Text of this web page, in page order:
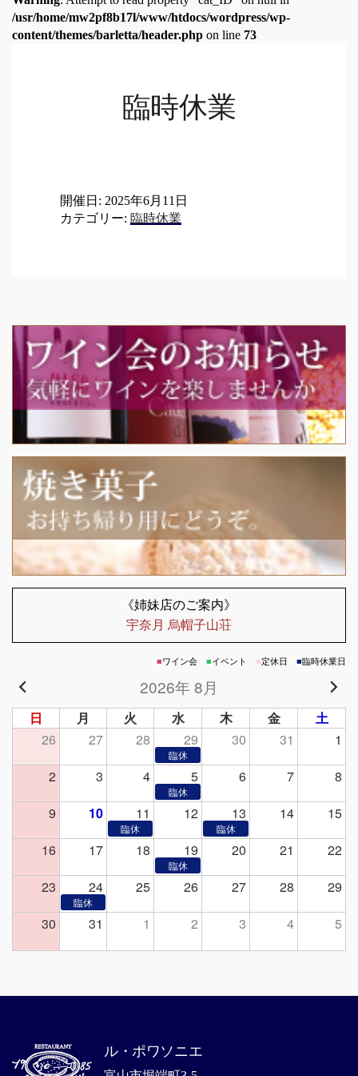
/usr/home/mw2pf8b17l/www/htdocs/wordpress/wp-
content/themes/barletta/header.php on line 73
臨時休業
開催日: 2025年6月11日
カテゴリー: 臨時休業
navigation
《姉妹店のご案内》
宇奈月 烏帽子山荘
■ワイン会 ■イベント ■定休日 ■臨時休業日
2026年 8月
日 月 火 水 木 金
土
26
27 28 29 30 31
1
2
3 4 5 6 7
8
9
10 11 12 13 14
15
16
17 18 19 20 21
22
23
24 25 26 27 28
29
30
31 1 2 3 4 5
ル・ポワソニエ